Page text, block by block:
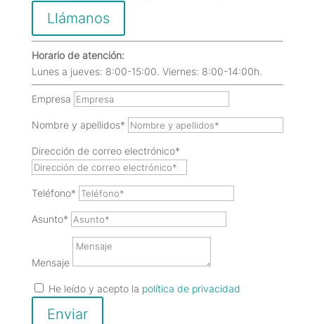
Llámanos
Horario de atención:
Lunes a jueves: 8:00-15:00. Viernes: 8:00-14:00h.
Empresa
Nombre y apellidos*
Dirección de correo electrónico*
Teléfono*
Asunto*
Mensaje
He leído y acepto la política de privacidad
Enviar